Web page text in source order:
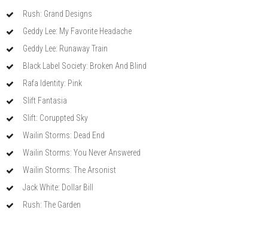
Rush: Grand Designs
Geddy Lee: My Favorite Headache
Geddy Lee: Runaway Train
Black Label Society: Broken And Blind
Rafa Identity: Pink
Slift Fantasia
Slift: Coruppted Sky
Wailin Storms: Dead End
Wailin Storms: You Never Answered
Wailin Storms: The Arsonist
Jack White: Dollar Bill
Rush: The Garden